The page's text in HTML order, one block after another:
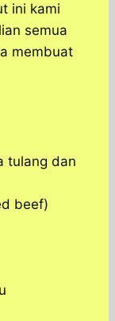
ini kami
semua
membuat
tulang dan
beef)